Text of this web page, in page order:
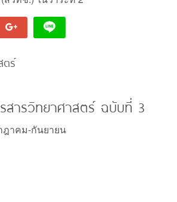
ตร์
สารวิทยาศาสตร์ ฉบับที่ 3
ฎาคม-กันยายน